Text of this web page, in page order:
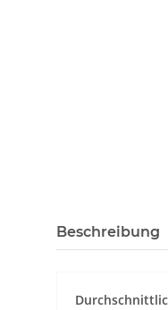
Beschreibung